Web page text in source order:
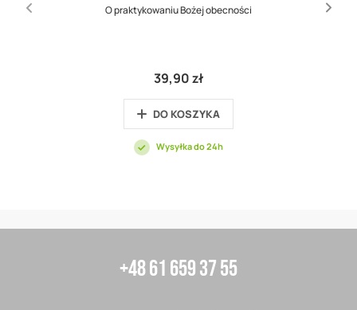
O praktykowaniu Bożej obecności
39,90 zł
DO KOSZYKA
Wysyłka do 24h
+48 61 659 37 55